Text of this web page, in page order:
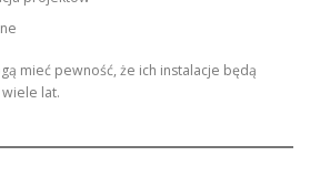
mieć pewność, że ich instalacje będą
wiele lat.